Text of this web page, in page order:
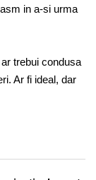
in a-si urma
trebui condusa
Ar fi ideal, dar